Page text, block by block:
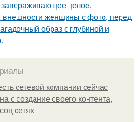
целое.
женщины с фото, перед
образ с глубиной и
сетевой компании сейчас
с создание своего контента,
сетях.